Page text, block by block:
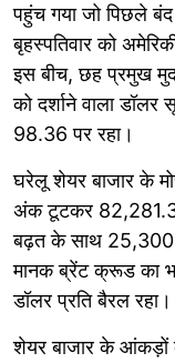
पहुंच गया जो पिछले
बृहस्पतिवार को
इस बीच, छह प्रमुख
को दर्शाने वाला
98.36 पर रहा।
घरेलू शेयर बाजार के
अंक टूटकर
बढ़त के साथ
मानक ब्रेंट क्रूड का
डॉलर प्रति बैरल रहा।
शेयर बाजार के आंकड़ों